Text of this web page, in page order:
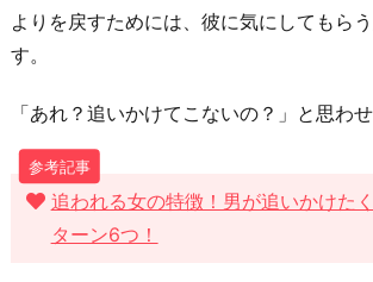
り
げ
お
わ
り
よりを戻すためには、彼に気にしてもら
す。
「あれ？追いかけてこないの？」と思わせ
追われる女の特徴！男が追いかけた
ターン6つ！